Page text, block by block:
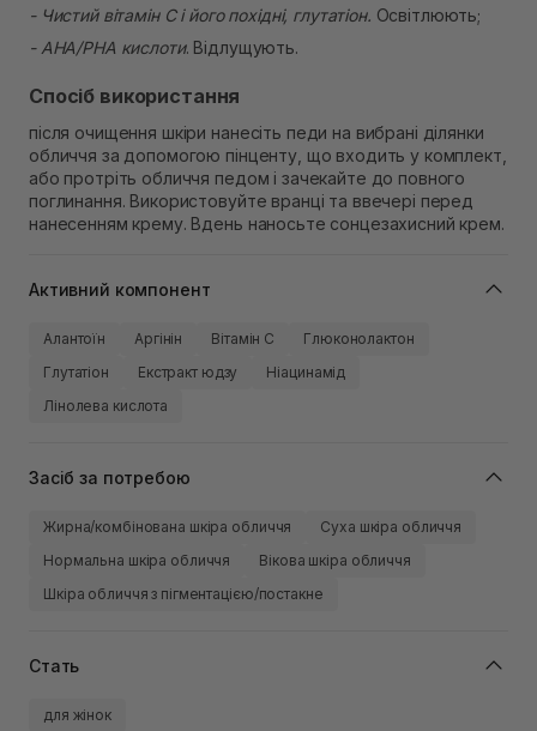
- Чистий вітамін С і його похідні, глутатіон. Освітлюють;
- AHA/PHA кислоти. Відлущують.
Спосіб використання
після очищення шкіри нанесіть педи на вибрані ділянки
обличчя за допомогою пінценту, що входить у комплект,
або протріть обличчя педом і зачекайте до повного
поглинання. Використовуйте вранці та ввечері перед
нанесенням крему. Вдень наносьте сонцезахисний крем.
Активний компонент
Алантоїн Аргінін Вітамін C
Глюконолактон
Глутатіон
Екстракт юдзу
Ніацинамід
Лінолева кислота
Засіб за потребою
Жирна/комбінована шкіра обличчя
Суха шкіра обличчя
Нормальна шкіра обличчя
Вікова шкіра обличчя
Шкіра обличчя з пігментацією/постакне
Стать
для жінок